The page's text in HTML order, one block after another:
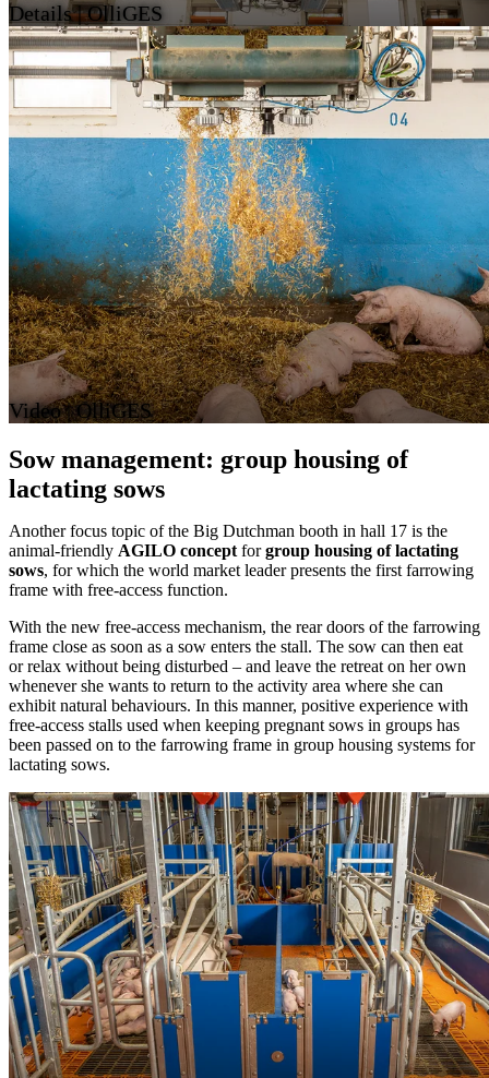
Details | OlliGES
Video | OlliGES
Sow management: group housing of
lactating sows
Another focus topic of the Big Dutchman booth in hall 17 is the
animal-friendly AGILO concept forgroup housing of lactating
sows, for which the world market leader presents the first farrowing
frame with free-access function.
With the new free-access mechanism, the rear doors of the farrowing
frame close as soon as a sow enters the stall. The sow can then eat
or relax without being disturbed – and leave the retreat on her own
whenever she wants to return to the activity area where she can
exhibit natural behaviours. In this manner, positive experience with
free-access stalls used when keeping pregnant sows in groups has
been passed on to the farrowing frame in group housing systems for
lactating sows.